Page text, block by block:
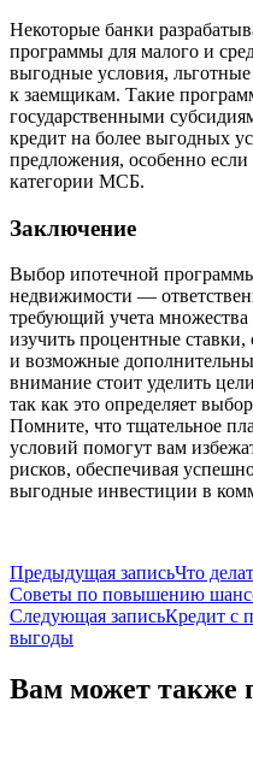
Некоторые банки
программы для малого и
выгодные условия,
к заемщикам. Такие
государственными
кредит на более выгодных
предложения, особенно
категории МСБ.
Заключение
Выбор ипотечной
недвижимости —
требующий учета
изучить процентные ставки,
и возможные
внимание стоит уделить
так как это определяет
Помните, что тщательное
условий помогут вам
рисков, обеспечивая
выгодные инвестиции в
Навигация
по
записям
Предыдущая записьЧто
Советы по повышению
Следующая записьКредит с
выгоды
Вам может также